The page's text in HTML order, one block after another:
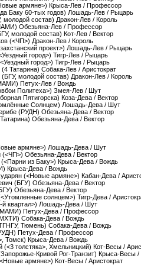
армяне>) Крыса-Лев / Профессор
Баку 60-тых годов) Лошадь-Лев / Рыцарь
молодой состав) Дракон-Лев / Король
Обезьяна-Лев / Профессор
молодой состав) Кот-Лев / Вектор
(<ЧП>) Дракон-Лев / Король
проект>) Лошадь-Лев / Рыцарь
город>) Тигр-Лев / Рыцарь
город>) Тигр-Лев / Рыцарь
Татарина) Собака-Лев / Аристократ
молодой состав) Дракон-Лев / Король
Петух-Лев / Вождь
Политеха>) Змея-Лев / Шут
Пятигорска) Коза-Дева / Вектор
Солнцем) Лошадь-Дева / Шут
(РУДН) Обезьяна-Дева / Вектор
Обезьяна-Дева / Вектор
армяне>) Лошадь-Дева / Шут
(<ЧП>) Обезьяна-Дева / Вектор
из Баку>) Крыса-Дева / Вождь
Крыса-Дева / Вождь
(<Новые армяне>) Кабан-Дева /
(БГУ) Обезьяна-Дева / Вектор
Обезьяна-Дева / Вектор
солнцем>) Тигр-Дева /
й квартал>) Лошадь-Дева / Шут
Петух-Дева / Профессор
Собака-Дева / Вождь
Тюмень) Собака-Дева / Вождь
Петух-Дева / Профессор
Томск) Крыса-Дева / Вождь
толстяка>, Хмельницкий) Кот-Весы /
Кривой Рог-Транзит) Крыса-Весы /
армяне>) Кот-Весы / Аристократ